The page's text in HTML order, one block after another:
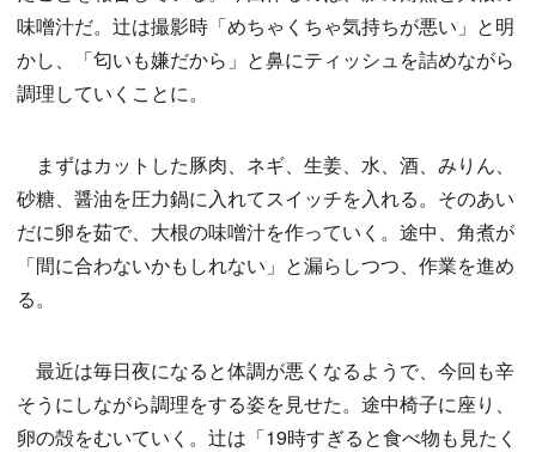
味噌汁だ。辻は撮影時「めちゃくちゃ気持ちが悪い」と明
かし、「匂いも嫌だから」と鼻にティッシュを詰めながら
調理していくことに。
まずはカットした豚肉、ネギ、生姜、水、酒、みりん、
砂糖、醤油を圧力鍋に入れてスイッチを入れる。そのあい
だに卵を茹で、大根の味噌汁を作っていく。途中、角煮が
「間に合わないかもしれない」と漏らしつつ、作業を進め
る。
最近は毎日夜になると体調が悪くなるようで、今回も辛
そうにしながら調理をする姿を見せた。途中椅子に座り、
卵の殻をむいていく。辻は「19時すぎると食べ物も見たく